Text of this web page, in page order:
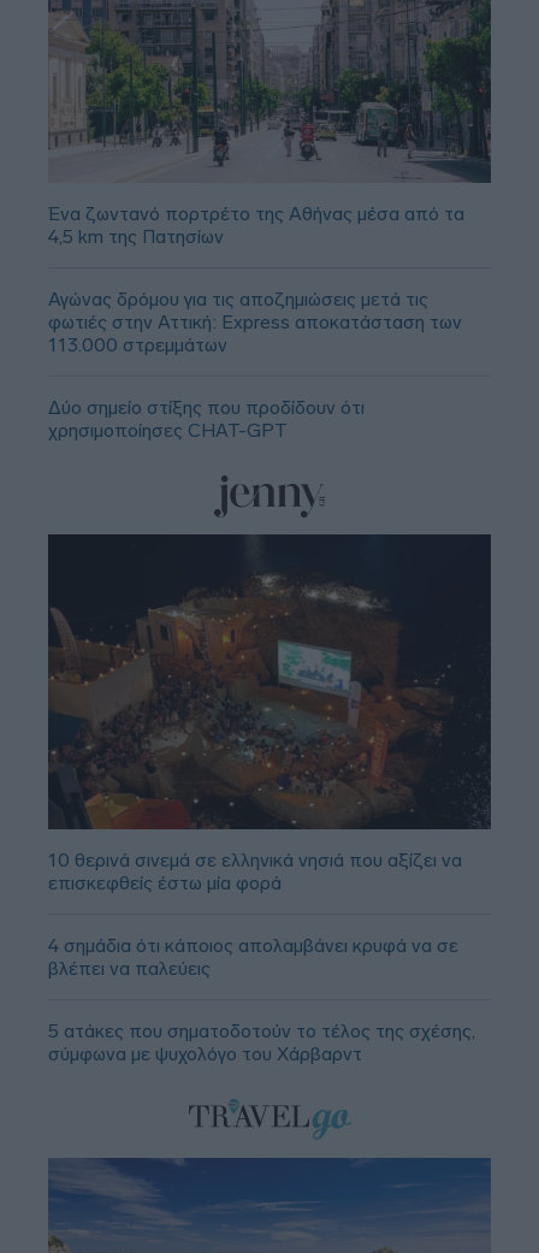
Ένα ζωντανό πορτρέτο της Αθήνας μέσα από τα
4,5 km της Πατησίων
Αγώνας δρόμου για τις αποζημιώσεις μετά τις
φωτιές στην Αττική: Express αποκατάσταση των
113.000 στρεμμάτων
Δύο σημείο στίξης που προδίδουν ότι
χρησιμοποίησες CHAT-GPT
10 θερινά σινεμά σε ελληνικά νησιά που αξίζει να
επισκεφθείς έστω μία φορά
4 σημάδια ότι κάποιος απολαμβάνει κρυφά να σε
βλέπει να παλεύεις
5 ατάκες που σηματοδοτούν το τέλος της σχέσης,
σύμφωνα με ψυχολόγο του Χάρβαρντ